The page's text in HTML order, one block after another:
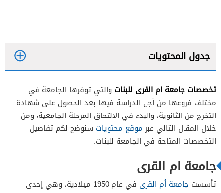
جدول المحتويات
الكليات الشرعية والإدارية
الكليات العلمية والهندسية
الكليات الطبية
كليات العلوم الإنسانية والتربوية
تخصصات جامعة ام القرى للبنات والتي توفرها الجامعة في
مختلف فروعها من أجل الدراسة فيها بعد الحصول على شهادة
التخرج من الثانوية، والبدء في الالتحاق المرحلة الجامعية، ومن
خلال المقال التالي عبرموقع محتويات سنوضح لكم تفاصيل
التخصصات المتاحة في الجامعة للبنات.
جامعة ام القرى
تأسست جامعة أم القرى
في عام 1950 ميلادية، وهي إحدى